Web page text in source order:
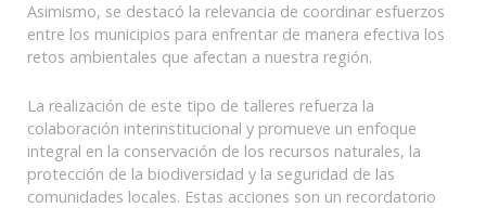
Asimismo, se destacó la relevancia de coordinar esfuerzos
entre los municipios para enfrentar de manera efectiva los
retos ambientales que afectan a nuestra región.
La realización de este tipo de talleres refuerza la
colaboración interinstitucional y promueve un enfoque
integral en la conservación de los recursos naturales, la
protección de la biodiversidad y la seguridad de las
comunidades locales. Estas acciones son un recordatorio